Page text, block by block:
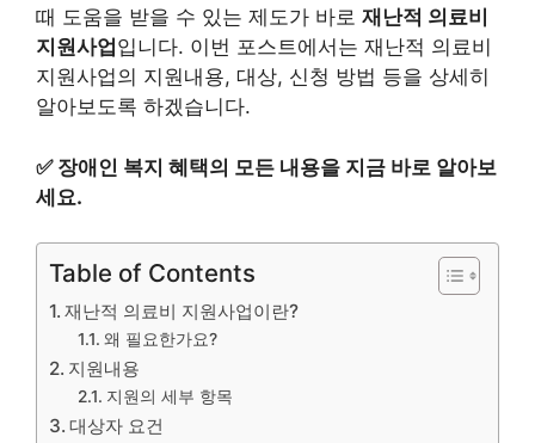
때 도움을 받을 수 있는 제도가 바로 재난적 의료비
지원사업 입니다. 이번 포스트에서는 재난적 의료비
지원사업의 지원내용, 대상, 신청 방법 등을 상세히
알아보도록 하겠습니다.
✅ 장애인 복지 혜택의 모든 내용을 지금 바로 알아보
세요.
Table of Contents
재난적 의료비 지원사업이란?
왜 필요한가요?
지원내용
지원의 세부 항목
대상자 요건